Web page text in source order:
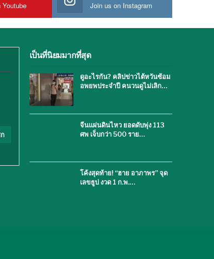
Join us on Instagram
เป็นที่นิยมมากที่สุด
ดูอะไรกัน? คลิปข่าวไต้หวันซ้อม
อพยพประจำปี คนวนดูไม่เลิก…
จีนแผ่นดินไหว ยอดดับพุ่ง 113
ศพ เจ็บกว่า 500 ราย…
โค้งสุดท้าย! “ฮาย อาภาพร” จุด
เลขธูป งวด 1 ก.พ.…